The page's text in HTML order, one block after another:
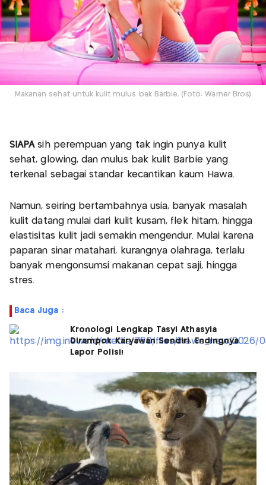
Makanan sehat untuk kulit mulus bak Barbie, (Foto: Warner Bros)
SIAPAsih perempuan yang tak ingin punya kulit
sehat, glowing, dan mulus bak kulit Barbie yang
terkenal sebagai standar kecantikan kaum Hawa.
Namun, seiring bertambahnya usia, banyak masalah
kulit datang mulai dari kulit kusam, flek hitam, hingga
elastisitas kulit jadi semakin mengendur. Mulai karena
paparan sinar matahari, kurangnya olahraga, terlalu
banyak mengonsumsi makanan cepat saji, hingga
stres.
Baca Juga :
Kronologi Lengkap Tasyi Athasyia
Dirampok Karyawan Sendiri, Endingnya
Lapor Polisi!